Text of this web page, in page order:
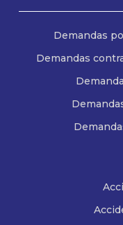
Demandas
Demandas